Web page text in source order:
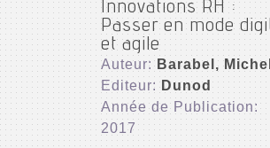
Innovations RH :
Passer en mode
et agile
Auteur: Barabel, Michel
Editeur: Dunod
Année de Publication:
2017